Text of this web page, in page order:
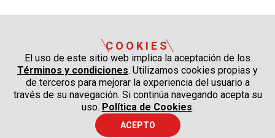
COOKIES
El uso de este sitio web implica la aceptación de los
Términos y condiciones. Utilizamos cookies propias y
de terceros para mejorar la experiencia del usuario a
través de su navegación. Si continúa navegando acepta su
uso. Política de Cookies.
ACEPTO